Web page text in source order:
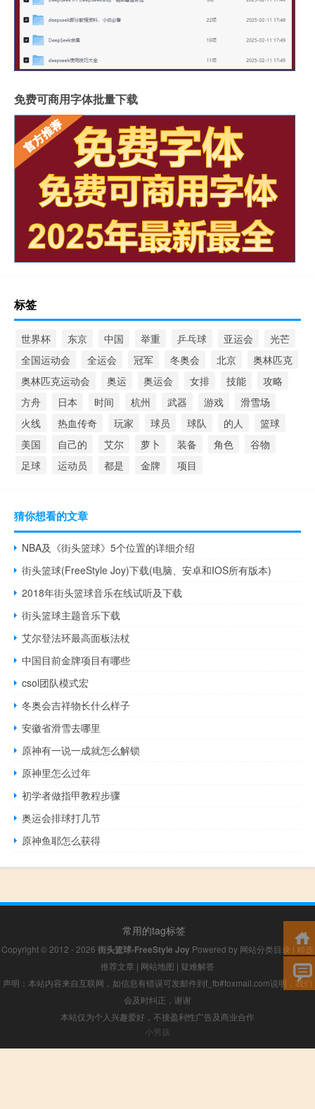
免费可商用字体批量下载
标签
世界杯 东京 中国 举重 乒乓球 亚运会
光芒
全国运动会
全运会 冠军 冬奥会 北京
奥林匹克
奥林匹克运动会
奥运 奥运会 女排 技能
攻略
方舟
日本 时间 杭州 武器 游戏
滑雪场
火线
热血传奇 玩家 球员 球队 的人
篮球
美国
自己的 艾尔 萝卜 装备 角色
谷物
足球
运动员 都是 金牌 项目
猜你想看的文章
NBA及《街头篮球》5个位置的详细介绍
街头篮球(FreeStyle Joy)下载(电脑、安卓和IOS所有版本)
2018年街头篮球音乐在线试听及下载
街头篮球主题音乐下载
艾尔登法环最高面板法杖
中国目前金牌项目有哪些
csol团队模式宏
冬奥会吉祥物长什么样子
安徽省滑雪去哪里
原神有一说一成就怎么解锁
原神里怎么过年
初学者做指甲教程步骤
奥运会排球打几节
原神鱼耶怎么获得
常用的tag标签
Copyright © 2012 - 2026 街头篮球-FreeStyle Joy Powered by 网站分类目录 | 精选
推荐文章 | 网站地图 | 疑难解答
声明：本站内容来自互联网，如信息有错误可发邮件到f_fb#foxmail.com说明，我们
会及时纠正，谢谢
本站仅为个人兴趣爱好，不接盈利性广告及商业合作
小男孩